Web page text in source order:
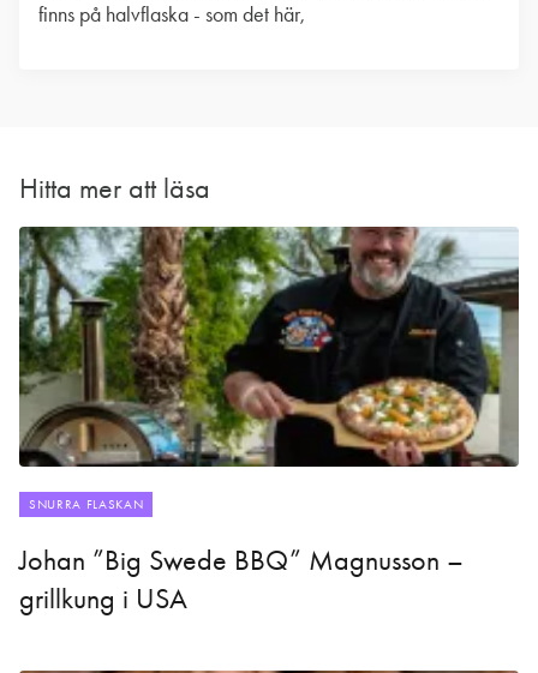
finns på halvflaska - som det här,
Hitta mer att läsa
SNURRA FLASKAN
Johan ”Big Swede BBQ” Magnusson –
grillkung i USA